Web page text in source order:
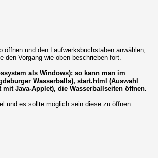
und den Laufwerksbuchstaben anwählen,
den Vorgang wie oben beschrieben fort.
als Windows); so kann man im
Wasserballs), start.html (Auswahl
Java-Applet), die Wasserballseiten öffnen.
und es sollte möglich sein diese zu öffnen.